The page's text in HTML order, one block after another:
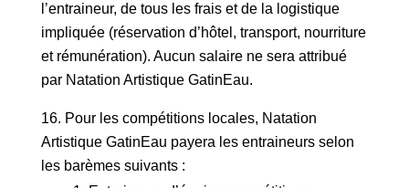
l’entraineur, de tous les frais et de la logistique
impliquée (réservation d’hôtel, transport, nourriture
et rémunération). Aucun salaire ne sera attribué
par Natation Artistique GatinEau.
Pour les compétitions locales, Natation
Artistique GatinEau payera les entraineurs selon
les barèmes suivants :